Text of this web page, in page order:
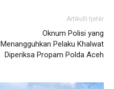
Artikulli tjetër
Oknum Polisi yang
Menangguhkan Pelaku Khalwat
Diperiksa Propam Polda Aceh